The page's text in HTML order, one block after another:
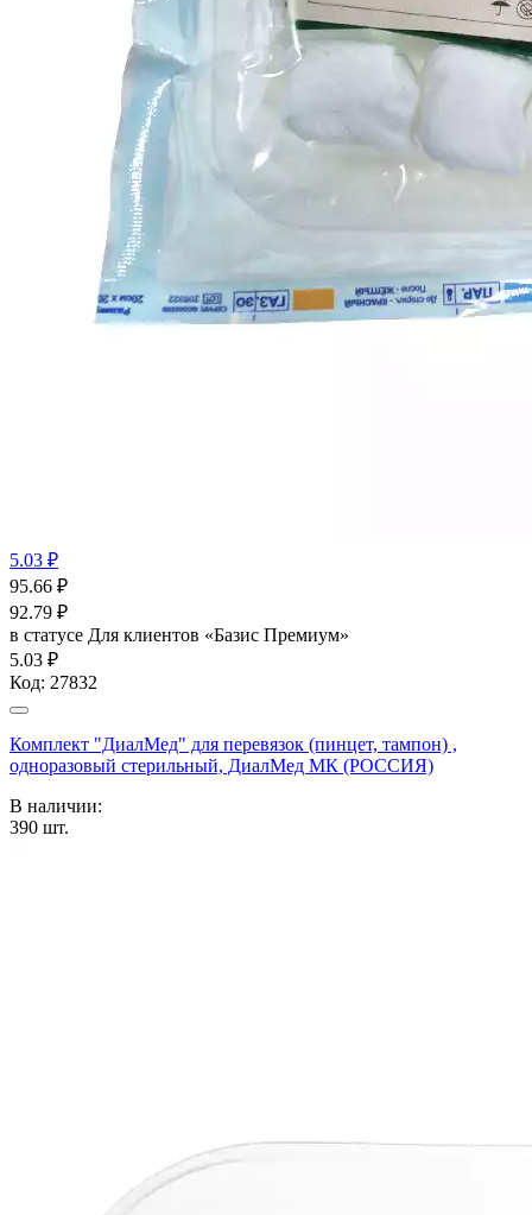
5.03 ₽
95.66 ₽
92.79 ₽
в статусе Для клиентов «Базис Премиум»
5.03 ₽
Код: 27832
Комплект "ДиалМед" для перевязок (пинцет, тампон) ,
одноразовый стерильный, ДиалМед МК (РОССИЯ)
В наличии:
390 шт.